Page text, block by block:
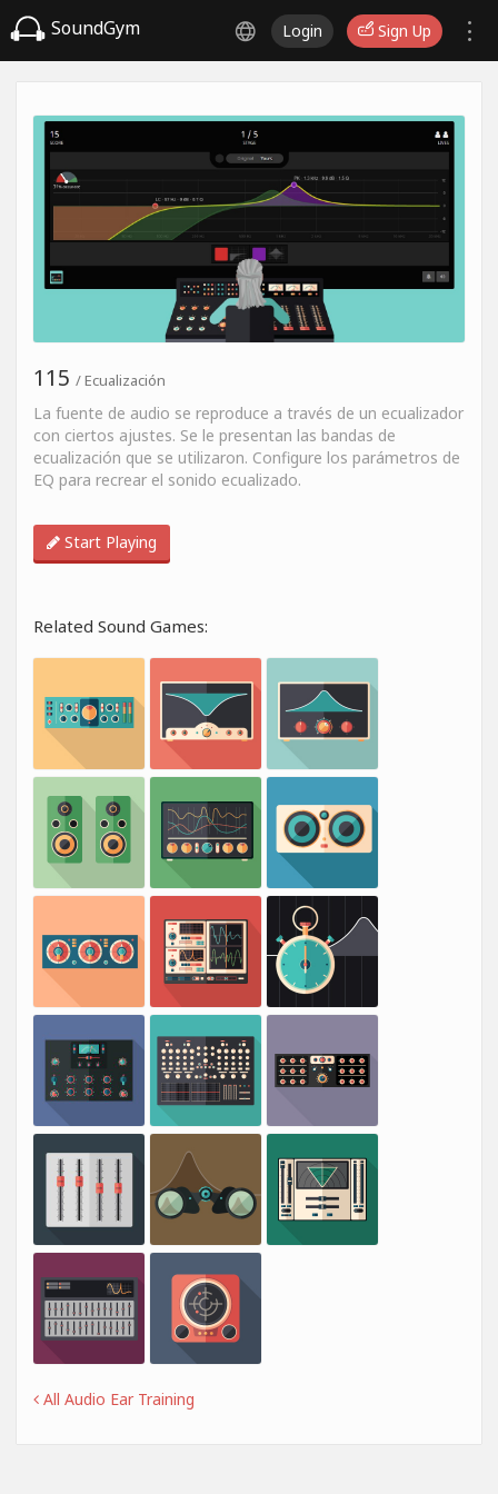
SoundGym Login Sign Up
115 / Ecualización
La fuente de audio se reproduce a través de un ecualizador
con ciertos ajustes. Se le presentan las bandas de
ecualización que se utilizaron. Configure los parámetros de
EQ para recrear el sonido ecualizado.
Start Playing
Related Sound Games:
All Audio Ear Training